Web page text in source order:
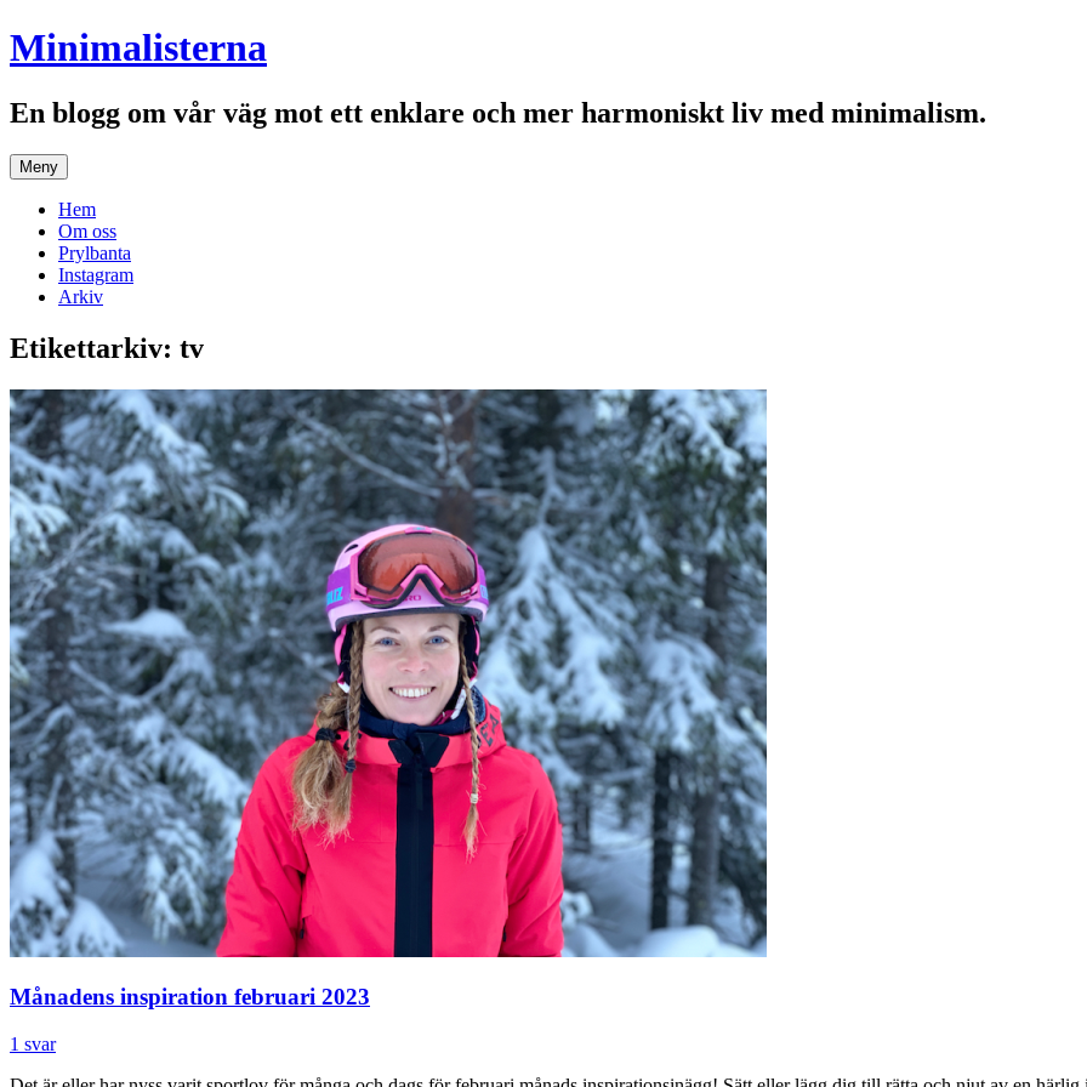
Hoppa
till
Minimalisterna
En blogg om vår väg mot ett enklare och mer harmoniskt liv med minimalism.
Meny
Hem
Om oss
Prylbanta
Instagram
Arkiv
Etikettarkiv: tv
Månadens inspiration februari 2023
1 svar